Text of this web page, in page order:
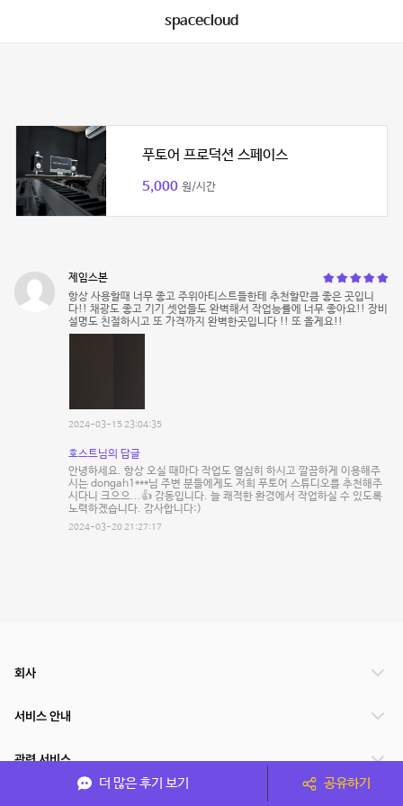
spacecloud
푸토어 프로덕션 스페이스
5,000 원/시간
제임스본
항상 사용할때 너무 좋고 주위아티스트들한테 추천할만큼 좋은 곳입니
다!! 채광도 좋고 기기 셋업들도 완벽해서 작업능률에 너무 좋아요!! 장비
설명도 친절하시고 또 가격까지 완벽한곳입니다 !! 또 올게요!!
2024-03-15 23:04:35
호스트님의 답글
안녕하세요. 항상 오실 때마다 작업도 열심히 하시고 깔끔하게 이용해주
시는 dongah1***님 주변 분들에게도 저희 푸토어 스튜디오를 추천해주
시다니 크으으...👍 감동입니다. 늘 쾌적한 환경에서 작업하실 수 있도록
노력하겠습니다. 감사합니다:)
2024-03-20 21:27:17
더 많은 후기 보기 공유하기
회사
서비스 안내
관련 서비스